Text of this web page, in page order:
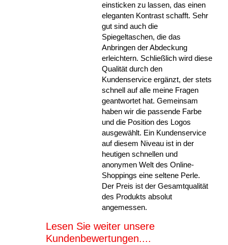
einsticken zu lassen, das einen
eleganten Kontrast schafft. Sehr
gut sind auch die
Spiegeltaschen, die das
Anbringen der Abdeckung
erleichtern. Schließlich wird diese
Qualität durch den
Kundenservice ergänzt, der stets
schnell auf alle meine Fragen
geantwortet hat. Gemeinsam
haben wir die passende Farbe
und die Position des Logos
ausgewählt. Ein Kundenservice
auf diesem Niveau ist in der
heutigen schnellen und
anonymen Welt des Online-
Shoppings eine seltene Perle.
Der Preis ist der Gesamtqualität
des Produkts absolut
angemessen.
Lesen Sie weiter unsere
Kundenbewertungen....